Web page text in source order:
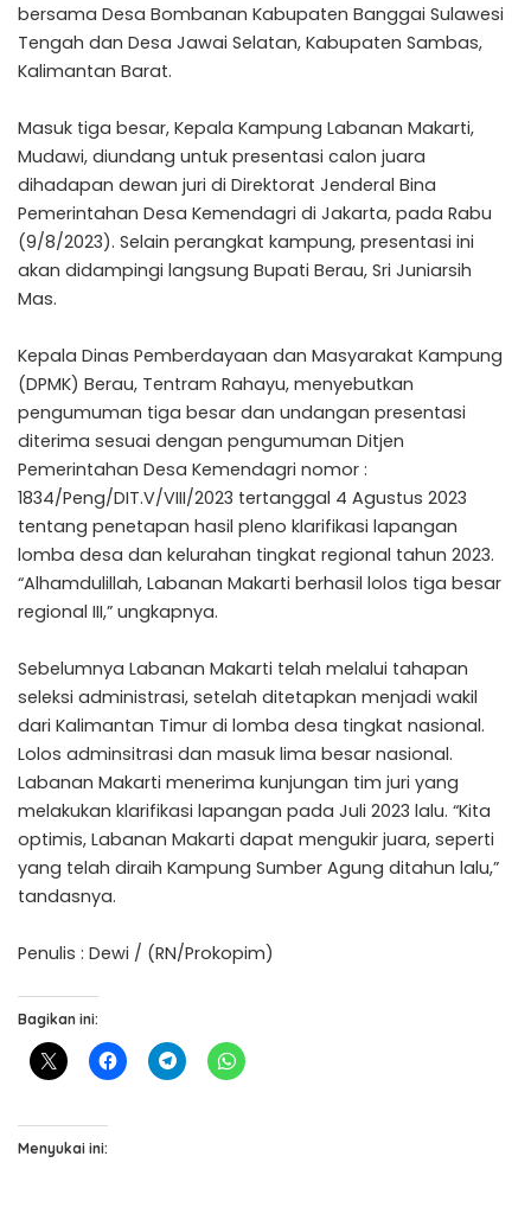
bersama Desa Bombanan Kabupaten Banggai Sulawesi
Tengah dan Desa Jawai Selatan, Kabupaten Sambas,
Kalimantan Barat.
Masuk tiga besar, Kepala Kampung Labanan Makarti,
Mudawi, diundang untuk presentasi calon juara
dihadapan dewan juri di Direktorat Jenderal Bina
Pemerintahan Desa Kemendagri di Jakarta, pada Rabu
(9/8/2023). Selain perangkat kampung, presentasi ini
akan didampingi langsung Bupati Berau, Sri Juniarsih
Mas.
Kepala Dinas Pemberdayaan dan Masyarakat Kampung
(DPMK) Berau, Tentram Rahayu, menyebutkan
pengumuman tiga besar dan undangan presentasi
diterima sesuai dengan pengumuman Ditjen
Pemerintahan Desa Kemendagri nomor :
1834/Peng/DIT.V/VIII/2023 tertanggal 4 Agustus 2023
tentang penetapan hasil pleno klarifikasi lapangan
lomba desa dan kelurahan tingkat regional tahun 2023.
“Alhamdulillah, Labanan Makarti berhasil lolos tiga besar
regional III,” ungkapnya.
Sebelumnya Labanan Makarti telah melalui tahapan
seleksi administrasi, setelah ditetapkan menjadi wakil
dari Kalimantan Timur di lomba desa tingkat nasional.
Lolos adminsitrasi dan masuk lima besar nasional.
Labanan Makarti menerima kunjungan tim juri yang
melakukan klarifikasi lapangan pada Juli 2023 lalu. “Kita
optimis, Labanan Makarti dapat mengukir juara, seperti
yang telah diraih Kampung Sumber Agung ditahun lalu,”
tandasnya.
Penulis : Dewi / (RN/Prokopim)
Bagikan ini:
Menyukai ini: